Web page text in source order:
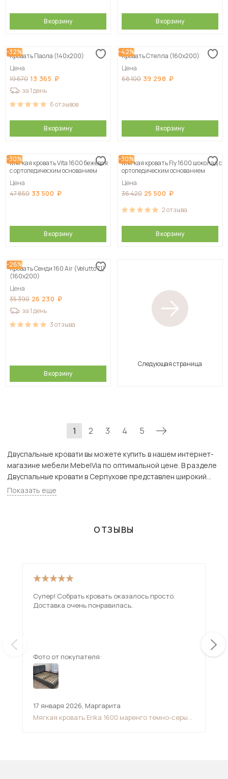
В корзину В корзину
-32%
Кровать Паола (140х200)
Цена
19 670 13 365
за 1 день
6отзывов
В корзину
-42%
Кровать Стелла (160х200)
Цена
68 100 39 298
В корзину
-30%
Мягкая кровать Vita 1600 бежевая
с ортопедическим основанием
Цена
47 850 33 500
В корзину
-30%
Мягкая кровать Fly 1600 шоколад с
ортопедическим основанием
Цена
36 420 25 500
2отзыва
В корзину
-26%
Кровать Сенди 160 Air (Velutto 71)
(160х200)
Цена
35 390 26 230
за 1 день
3отзыва
В корзину
Следующая страница
1 2 3 4 5
Двуспальные кровати вы можете купить в нашем интернет-
магазине мебели MebelVia по оптимальной цене. В разделе
Двуспальные кровати в Серпухове представлен широкий
ассортимент товаров с доставкой в Москве и Подмосковью,
включая Серпухов. Всего товаров в категории «Двуспальные
Показать еще
ОТЗЫВЫ
Супер! Собрать кровать оказалось просто.
Доставка очень понравилась.
Фото от покупателя:
17 января 2026, Маргарита
Мягкая кровать Erika 1600 маренго темно-серый